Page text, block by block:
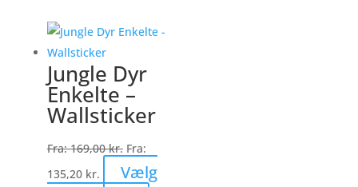
flere
vælges
varesiden
Jungle Dyr
Enkelte –
Wallsticker
Fra:169,00kr. Fra:
135,20 kr.
Vælg